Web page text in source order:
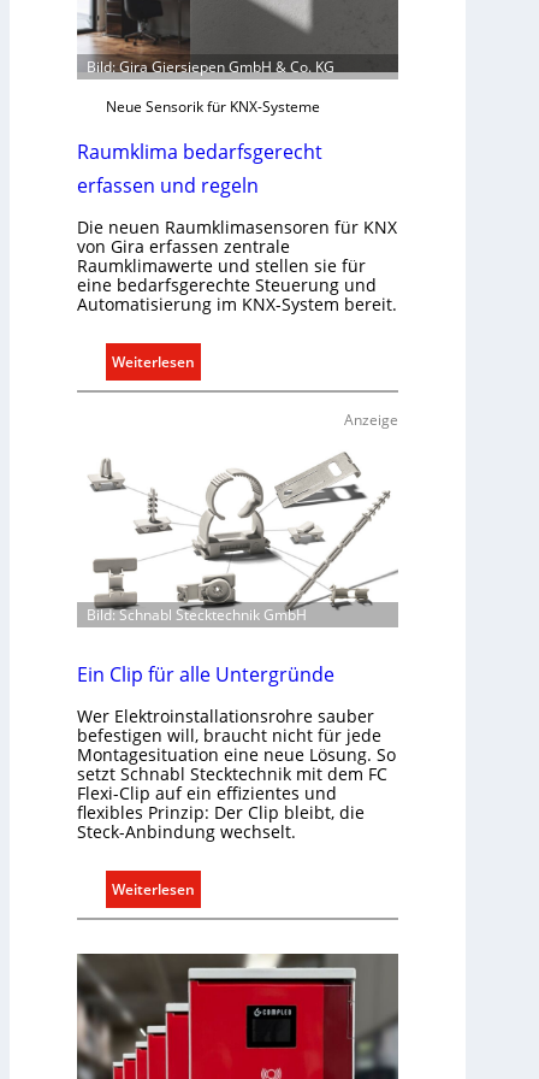
i
k
a
i
o
m
i
t
S
t
Bild: Gira Giersiepen GmbH & Co. KG
Neue Sensorik für KNX-Systeme
Raumklima bedarfsgerecht
erfassen und regeln
Die neuen Raumklimasensoren für KNX
von Gira erfassen zentrale
Raumklimawerte und stellen sie für
eine bedarfsgerechte Steuerung und
Automatisierung im KNX-System bereit.
Weiterlesen
R
l
i
m
a
b
d
r
f
s
g
e
r
e
h
e
r
Anzeige
Bild: Schnabl Stecktechnik GmbH
Ein Clip für alle Untergründe
Wer Elektroinstallationsrohre sauber
befestigen will, braucht nicht für jede
Montagesituation eine neue Lösung. So
setzt Schnabl Stecktechnik mit dem FC
Flexi-Clip auf ein effizientes und
flexibles Prinzip: Der Clip bleibt, die
Steck-Anbindung wechselt.
Weiterlesen
E
n
C